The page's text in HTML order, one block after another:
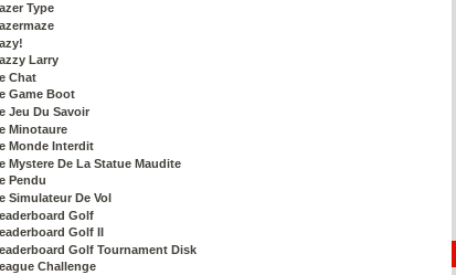
Type
Larry
Chat
Game Boot
Jeu Du Savoir
Minotaure
Monde Interdit
Mystere De La Statue Maudite
Pendu
Simulateur De Vol
Golf
Golf II
Golf Tournament Disk
Challenge